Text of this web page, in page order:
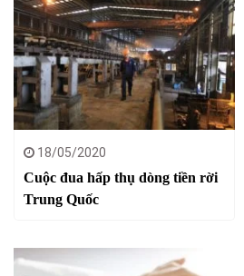
18/05/2020
Cuộc đua hấp thụ dòng tiền rời
Trung Quốc